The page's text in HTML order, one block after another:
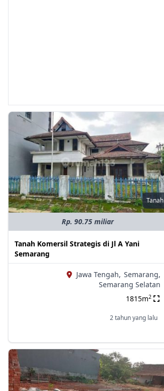
Tanah
Rp. 90.75 miliar
Tanah Komersil Strategis di Jl A Yani
Semarang
Jawa Tengah, Semarang,
Semarang Selatan
1815m2
2 tahun yang lalu